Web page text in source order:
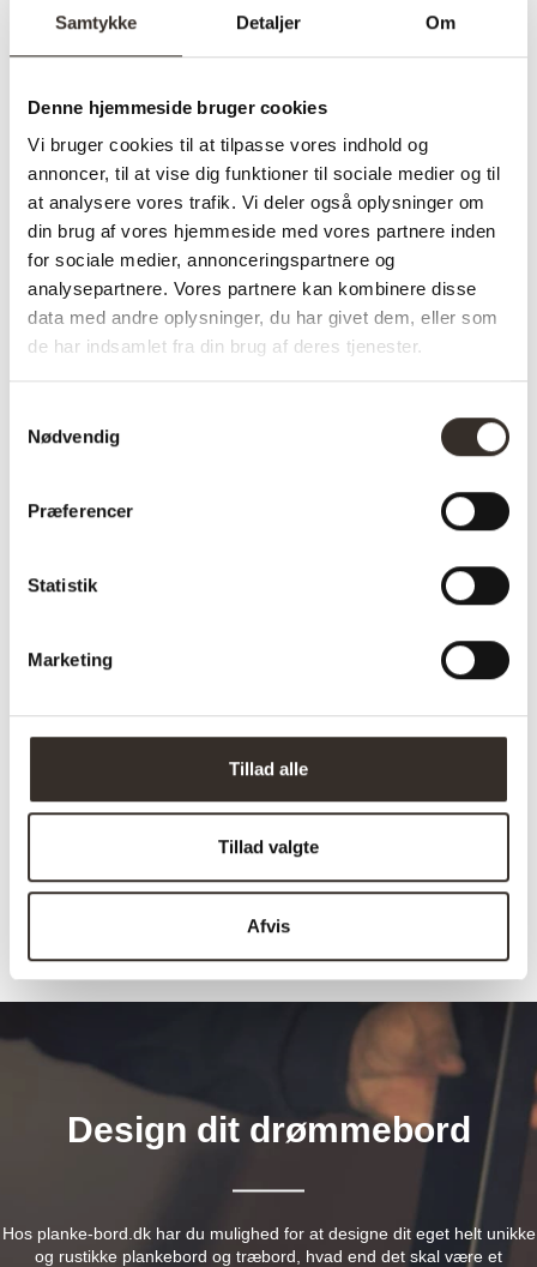
Samtykke Detaljer Om
Denne hjemmeside bruger cookies
Vi bruger cookies til at tilpasse vores indhold og
annoncer, til at vise dig funktioner til sociale medier og til
at analysere vores trafik. Vi deler også oplysninger om
din brug af vores hjemmeside med vores partnere inden
for sociale medier, annonceringspartnere og
analysepartnere. Vores partnere kan kombinere disse
data med andre oplysninger, du har givet dem, eller som
de har indsamlet fra din brug af deres tjenester.
Nødvendig
Præferencer
Statistik
Marketing
Tillad alle
Tillad valgte
Afvis
Potter
Specifikationer:
Model: Vase – Hvid
I udstilling: Nej
Bredde:
Vægt (netto):
290
Design dit drømmebord
Hos planke-bord.dk har du mulighed for at designe dit eget helt unikke
og rustikke plankebord og træbord, hvad end det skal være et